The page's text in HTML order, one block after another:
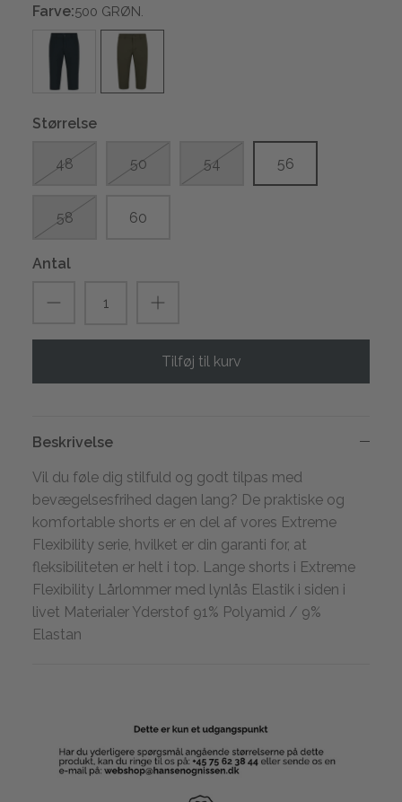
Farve:500 GRØN.
Størrelse
48 50 54 56
58 60
Antal
Tilføj til kurv
Beskrivelse
Vil du føle dig stilfuld og godt tilpas med
bevægelsesfrihed dagen lang? De praktiske og
komfortable shorts er en del af vores Extreme
Flexibility serie, hvilket er din garanti for, at
fleksibiliteten er helt i top. Lange shorts i Extreme
Flexibility Lårlommer med lynlås Elastik i siden i
livet Materialer Yderstof 91% Polyamid / 9%
Elastan